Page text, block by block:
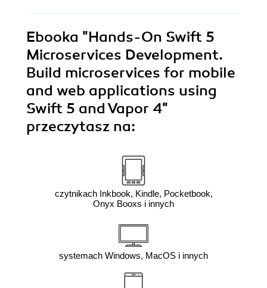
Ebooka "Hands-On Swift 5
Microservices Development.
Build microservices for mobile
and web applications using
Swift 5 and Vapor 4"
przeczytasz na:
czytnikach Inkbook, Kindle, Pocketbook,
Onyx Booxs i innych
systemach Windows, MacOS i innych